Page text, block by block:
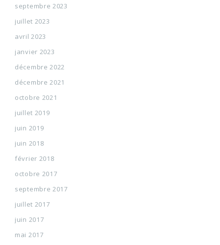
septembre 2023
juillet 2023
avril 2023
janvier 2023
décembre 2022
décembre 2021
octobre 2021
juillet 2019
juin 2019
juin 2018
février 2018
octobre 2017
septembre 2017
juillet 2017
juin 2017
mai 2017